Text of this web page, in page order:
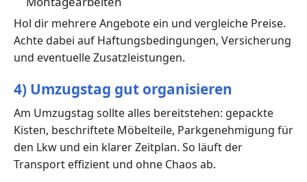
Hol dir mehrere Angebote ein und vergleiche Preise.
Achte dabei auf Haftungsbedingungen, Versicherung
und eventuelle Zusatzleistungen.
4) Umzugstag gut organisieren
Am Umzugstag sollte alles bereitstehen: gepackte
Kisten, beschriftete Möbelteile, Parkgenehmigung für
den Lkw und ein klarer Zeitplan. So läuft der
Transport effizient und ohne Chaos ab.